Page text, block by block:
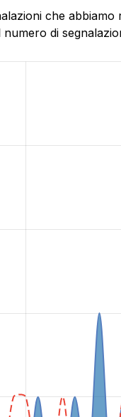
che
di